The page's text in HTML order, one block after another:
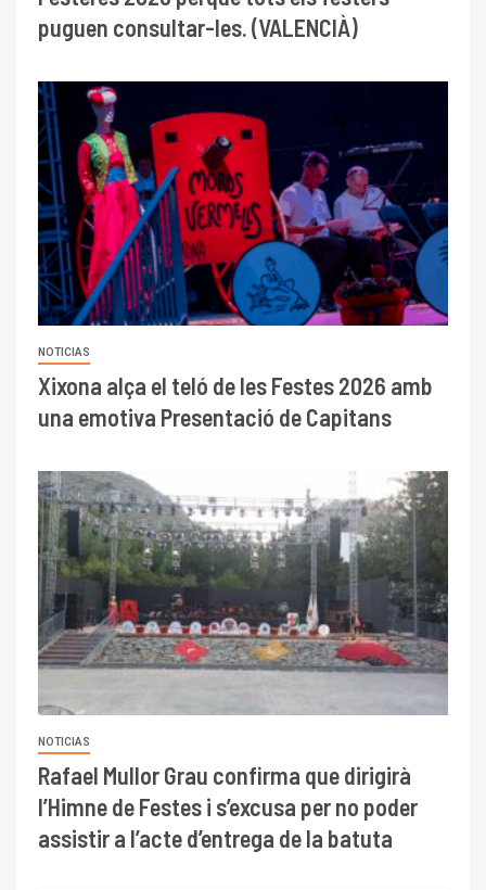
puguen consultar-les. (VALENCIÀ)
NOTICIAS
Xixona alça el teló de les Festes 2026 amb
una emotiva Presentació de Capitans
NOTICIAS
Rafael Mullor Grau confirma que dirigirà
l’Himne de Festes i s’excusa per no poder
assistir a l’acte d’entrega de la batuta